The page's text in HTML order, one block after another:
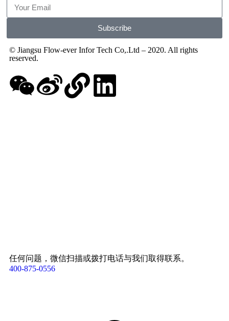
Subscribe
© Jiangsu Flow-ever Infor Tech Co,.Ltd – 2020. All rights
reserved.
任何问题，微信扫描或拨打电话与我们取得联系。
400-875-0556​